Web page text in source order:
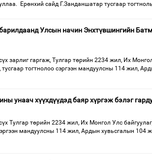
Ерөнхий сайд Г.Занданшатар тусгаар
Улсын начин Энхтүвшингийн
зарлиг гаргаж, Тулгар төрийн 2234 жил, Их
тогтнолоо сэргээн мандуулсны 114 жил,
унаач хүүхдүүдэд баяр хүргэж бэлэг
Тулгар төрийн 2234 жил, Их Монгол Улс
мандуулсны 114 жил, Ардын хувьсгалын 104